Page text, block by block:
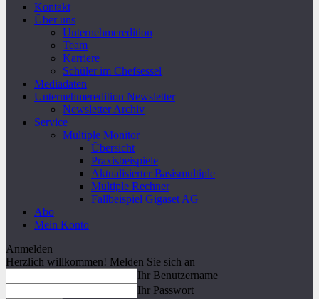
Kontakt
Über uns
Unternehmeredition
Team
Karriere
Schüler im Chefsessel
Mediadaten
Unternehmeredition Newsletter
Newsletter Archiv
Service
Multiple Monitor
Übersicht
Praxisbeispiele
Aktualisierter Basismultiple
Multiple Rechner
Fallbeispiel Gigaset AG
Abo
Mein Konto
Anmelden
Herzlich willkommen! Melden Sie sich an
Ihr Benutzername
Ihr Passwort